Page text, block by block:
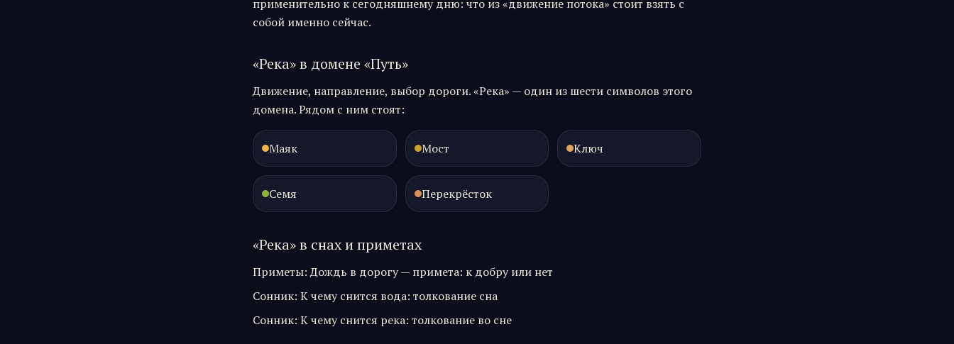
применительно к сегодняшнему дню: что из «движение потока» стоит взять с
собой именно сейчас.
«Река» в домене «Путь»
Движение, направление, выбор дороги.«Река» — один из шести символов этого
домена. Рядом с ним стоят:
Маяк Мост Ключ
Семя Перекрёсток
«Река» в снах и приметах
Приметы:Дождь в дорогу — примета: к добру или нет
Сонник: К чему снится вода: толкование сна
Сонник: К чему снится река: толкование во сне